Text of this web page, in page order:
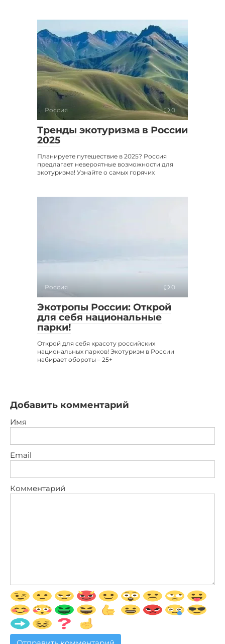
Россия 0
Тренды экотуризма в России
2025
Планируете путешествие в 2025? Россия
предлагает невероятные возможности для
экотуризма! Узнайте о самых горячих
Россия 0
Экотропы России: Открой
для себя национальные
парки!
Открой для себя красоту российских
национальных парков! Экотуризм в России
набирает обороты – 25+
Добавить комментарий
Имя
Email
Комментарий